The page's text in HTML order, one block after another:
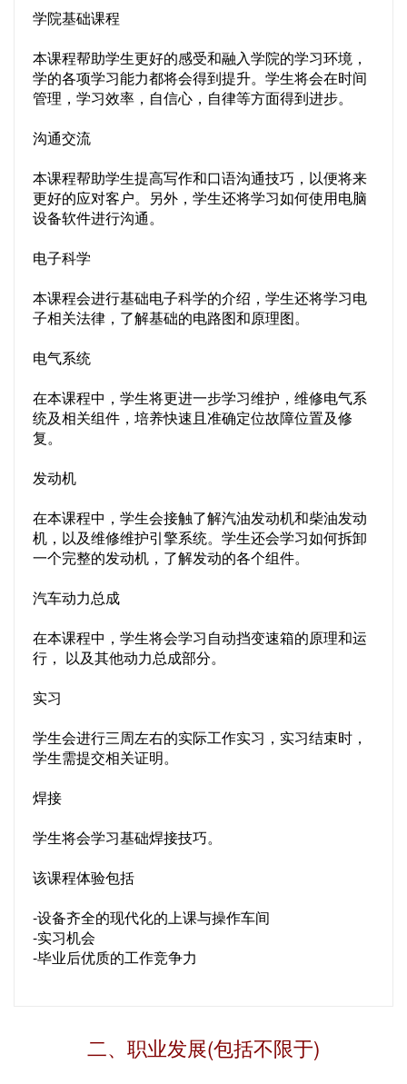
学院基础课程
本课程帮助学生更好的感受和融入学院的学习环境，
学的各项学习能力都将会得到提升。学生将会在时间
管理，学习效率，自信心，自律等方面得到进步。
沟通交流
本课程帮助学生提高写作和口语沟通技巧，以便将来
更好的应对客户。另外，学生还将学习如何使用电脑
设备软件进行沟通。
电子科学
本课程会进行基础电子科学的介绍，学生还将学习电
子相关法律，了解基础的电路图和原理图。
电气系统
在本课程中，学生将更进一步学习维护，维修电气系
统及相关组件，培养快速且准确定位故障位置及修
复。
发动机
在本课程中，学生会接触了解汽油发动机和柴油发动
机，以及维修维护引擎系统。学生还会学习如何拆卸
一个完整的发动机，了解发动的各个组件。
汽车动力总成
在本课程中，学生将会学习自动挡变速箱的原理和运
行， 以及其他动力总成部分。
实习
学生会进行三周左右的实际工作实习，实习结束时，
学生需提交相关证明。
焊接
学生将会学习基础焊接技巧。
该课程体验包括
-设备齐全的现代化的上课与操作车间
-实习机会
-毕业后优质的工作竞争力
二、职业发展(包括不限于)